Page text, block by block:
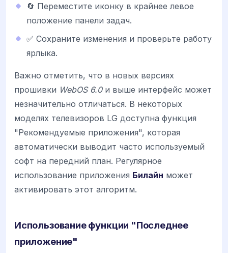
🔄 Переместите иконку в крайнее левое
положение панели задач.
✅ Сохраните изменения и проверьте работу
ярлыка.
Важно отметить, что в новых версиях
прошивки WebOS 6.0и выше интерфейс может
незначительно отличаться. В некоторых
моделях телевизоров LG доступна функция
"Рекомендуемые приложения", которая
автоматически выводит часто используемый
софт на передний план. Регулярное
использование приложения Билайн может
активировать этот алгоритм.
Использование функции "Последнее
приложение"